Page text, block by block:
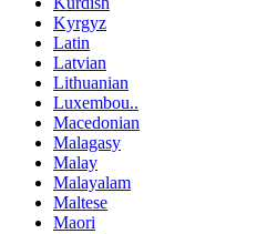
Kyrgyz
Latin
Latvian
Lithuanian
Luxembou..
Macedonian
Malagasy
Malay
Malayalam
Maltese
Maori